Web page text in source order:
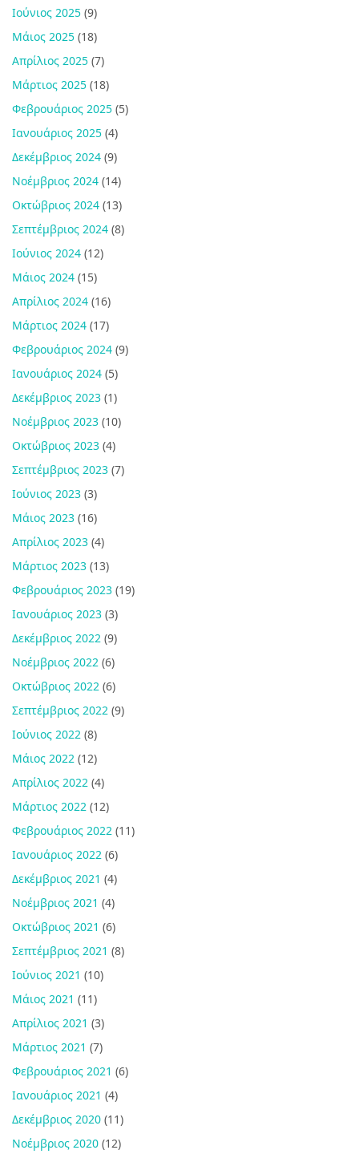
Ιούνιος 2025 (9)
Μάιος 2025 (18)
Απρίλιος 2025 (7)
Μάρτιος 2025 (18)
Φεβρουάριος 2025 (5)
Ιανουάριος 2025 (4)
Δεκέμβριος 2024 (9)
Νοέμβριος 2024 (14)
Οκτώβριος 2024 (13)
Σεπτέμβριος 2024 (8)
Ιούνιος 2024 (12)
Μάιος 2024 (15)
Απρίλιος 2024 (16)
Μάρτιος 2024 (17)
Φεβρουάριος 2024 (9)
Ιανουάριος 2024 (5)
Δεκέμβριος 2023 (1)
Νοέμβριος 2023 (10)
Οκτώβριος 2023 (4)
Σεπτέμβριος 2023 (7)
Ιούνιος 2023 (3)
Μάιος 2023 (16)
Απρίλιος 2023 (4)
Μάρτιος 2023 (13)
Φεβρουάριος 2023 (19)
Ιανουάριος 2023 (3)
Δεκέμβριος 2022 (9)
Νοέμβριος 2022 (6)
Οκτώβριος 2022 (6)
Σεπτέμβριος 2022 (9)
Ιούνιος 2022 (8)
Μάιος 2022 (12)
Απρίλιος 2022 (4)
Μάρτιος 2022 (12)
Φεβρουάριος 2022 (11)
Ιανουάριος 2022 (6)
Δεκέμβριος 2021 (4)
Νοέμβριος 2021 (4)
Οκτώβριος 2021 (6)
Σεπτέμβριος 2021 (8)
Ιούνιος 2021 (10)
Μάιος 2021 (11)
Απρίλιος 2021 (3)
Μάρτιος 2021 (7)
Φεβρουάριος 2021 (6)
Ιανουάριος 2021 (4)
Δεκέμβριος 2020 (11)
Νοέμβριος 2020 (12)